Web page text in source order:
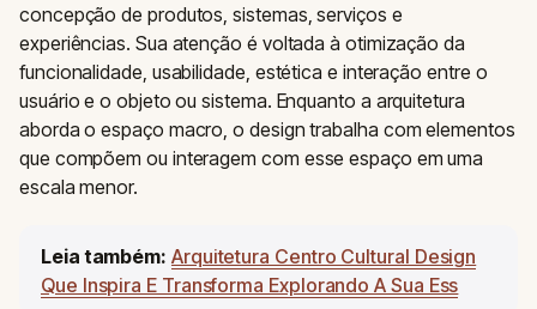
concepção de produtos, sistemas, serviços e
experiências. Sua atenção é voltada à otimização da
funcionalidade, usabilidade, estética e interação entre o
usuário e o objeto ou sistema. Enquanto a arquitetura
aborda o espaço macro, o design trabalha com elementos
que compõem ou interagem com esse espaço em uma
escala menor.
Leia também: Arquitetura Centro Cultural Design
Que Inspira E Transforma Explorando A Sua Ess